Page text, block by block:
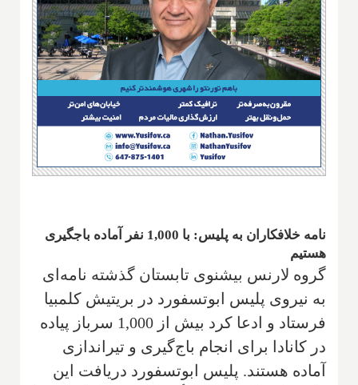
نامه خلافکاران به پلیس: با 1,000 نفر آماده باجگیری
هستیم
گروه لارنس بیشنوی تابستان گذشته نامه‌ای
به نیروی پلیس ابوتسفورد در بریتیش کلمبیا
فرستاد و ادعا کرد بیش از 1,000 سرباز پیاده
در کانادا برای انجام باج‌گیری و تیراندازی
آماده هستند. پلیس ابوتسفورد دریافت این